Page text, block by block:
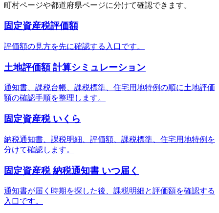
町村ページや都道府県ページに分けて確認できます。
固定資産税評価額
評価額の見方を先に確認する入口です。
土地評価額 計算シミュレーション
通知書、課税台帳、課税標準、住宅用地特例の順に土地評価
額の確認手順を整理します。
固定資産税 いくら
納税通知書、課税明細、評価額、課税標準、住宅用地特例を
分けて確認します。
固定資産税 納税通知書 いつ届く
通知書が届く時期を探した後、課税明細と評価額を確認する
入口です。